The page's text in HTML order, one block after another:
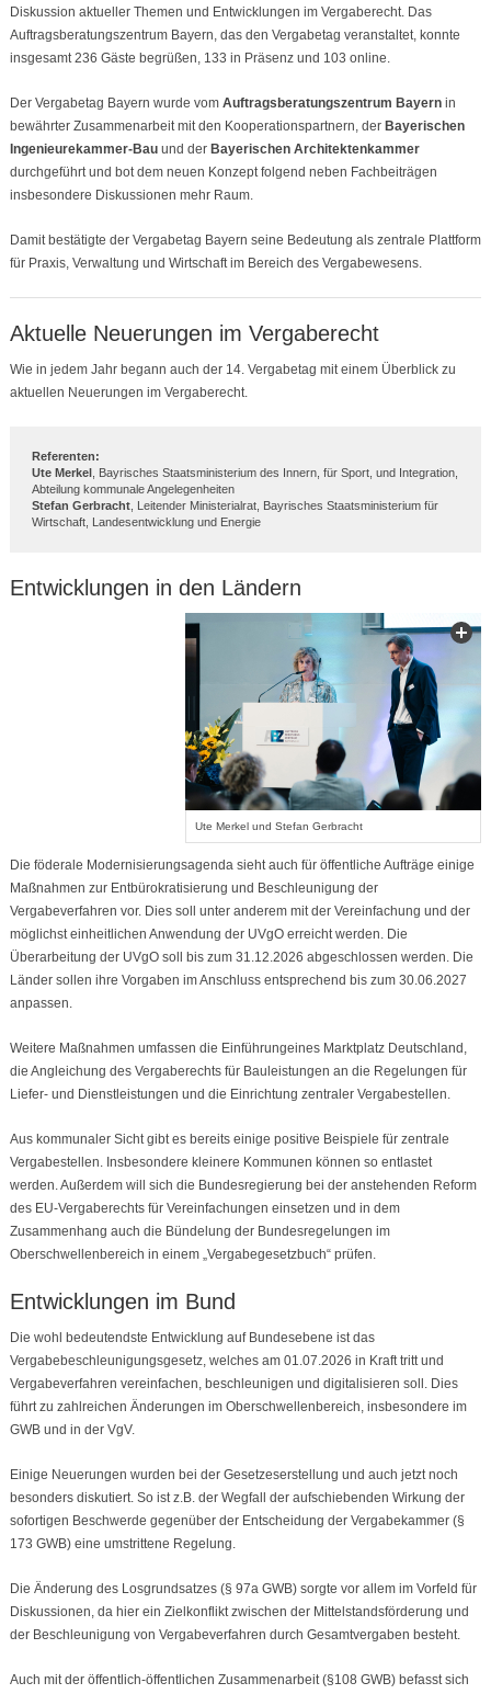
Diskussion aktueller Themen und Entwicklungen im Vergaberecht. Das
Auftragsberatungszentrum Bayern, das den Vergabetag veranstaltet, konnte
insgesamt 236 Gäste begrüßen, 133 in Präsenz und 103 online.
Der Vergabetag Bayern wurde vom Auftragsberatungszentrum Bayernin
bewährter Zusammenarbeit mit den Kooperationspartnern, der Bayerischen
Ingenieurekammer-Bauund der Bayerischen Architektenkammer
durchgeführt und bot dem neuen Konzept folgend neben Fachbeiträgen
insbesondere Diskussionen mehr Raum.
Damit bestätigte der Vergabetag Bayern seine Bedeutung als zentrale Plattform
für Praxis, Verwaltung und Wirtschaft im Bereich des Vergabewesens.
Aktuelle Neuerungen im Vergaberecht
Wie in jedem Jahr begann auch der 14. Vergabetag mit einem Überblick zu
aktuellen Neuerungen im Vergaberecht.
Referenten:
Ute Merkel, Bayrisches Staatsministerium des Innern, für Sport, und Integration,
Abteilung kommunale Angelegenheiten
Stefan Gerbracht, Leitender Ministerialrat, Bayrisches Staatsministerium für
Wirtschaft, Landesentwicklung und Energie
Entwicklungen in den Ländern
Ute Merkel und Stefan Gerbracht
Die föderale Modernisierungsagenda sieht auch für öffentliche Aufträge einige
Maßnahmen zur Entbürokratisierung und Beschleunigung der
Vergabeverfahren vor. Dies soll unter anderem mit der Vereinfachung und der
möglichst einheitlichen Anwendung der UVgO erreicht werden. Die
Überarbeitung der UVgO soll bis zum 31.12.2026 abgeschlossen werden. Die
Länder sollen ihre Vorgaben im Anschluss entsprechend bis zum 30.06.2027
anpassen.
Weitere Maßnahmen umfassen die Einführungeines Marktplatz Deutschland,
die Angleichung des Vergaberechts für Bauleistungen an die Regelungen für
Liefer- und Dienstleistungen und die Einrichtung zentraler Vergabestellen.
Aus kommunaler Sicht gibt es bereits einige positive Beispiele für zentrale
Vergabestellen. Insbesondere kleinere Kommunen können so entlastet
werden. Außerdem will sich die Bundesregierung bei der anstehenden Reform
des EU-Vergaberechts für Vereinfachungen einsetzen und in dem
Zusammenhang auch die Bündelung der Bundesregelungen im
Oberschwellenbereich in einem „Vergabegesetzbuch“ prüfen.
Entwicklungen im Bund
Die wohl bedeutendste Entwicklung auf Bundesebene ist das
Vergabebeschleunigungsgesetz, welches am 01.07.2026 in Kraft tritt und
Vergabeverfahren vereinfachen, beschleunigen und digitalisieren soll. Dies
führt zu zahlreichen Änderungen im Oberschwellenbereich, insbesondere im
GWB und in der VgV.
Einige Neuerungen wurden bei der Gesetzeserstellung und auch jetzt noch
besonders diskutiert. So ist z.B. der Wegfall der aufschiebenden Wirkung der
sofortigen Beschwerde gegenüber der Entscheidung der Vergabekammer (§
173 GWB) eine umstrittene Regelung.
Die Änderung des Losgrundsatzes (§ 97a GWB) sorgte vor allem im Vorfeld für
Diskussionen, da hier ein Zielkonflikt zwischen der Mittelstandsförderung und
der Beschleunigung von Vergabeverfahren durch Gesamtvergaben besteht.
Auch mit der öffentlich-öffentlichen Zusammenarbeit (§108 GWB) befasst sich